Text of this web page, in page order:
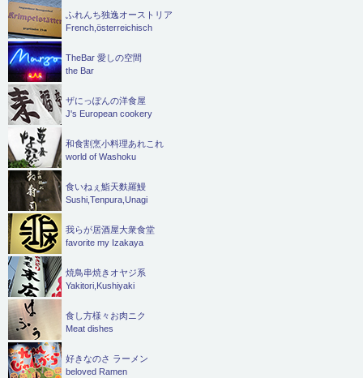
ふれんち独逸オーストリア
French,österreichisch
TheBar 愛しの空間
the Bar
ザにっぽんの洋食屋
J's European cookery
和食割烹小料理あれこれ
world of Washoku
食いねぇ鮨天麩羅鰻
Sushi,Tenpura,Unagi
我らが居酒屋大衆食堂
favorite my Izakaya
焼鳥串焼きオヤジ系
Yakitori,Kushiyaki
食し方様々お肉ニク
Meat dishes
好きなのさ ラーメン
beloved Ramen